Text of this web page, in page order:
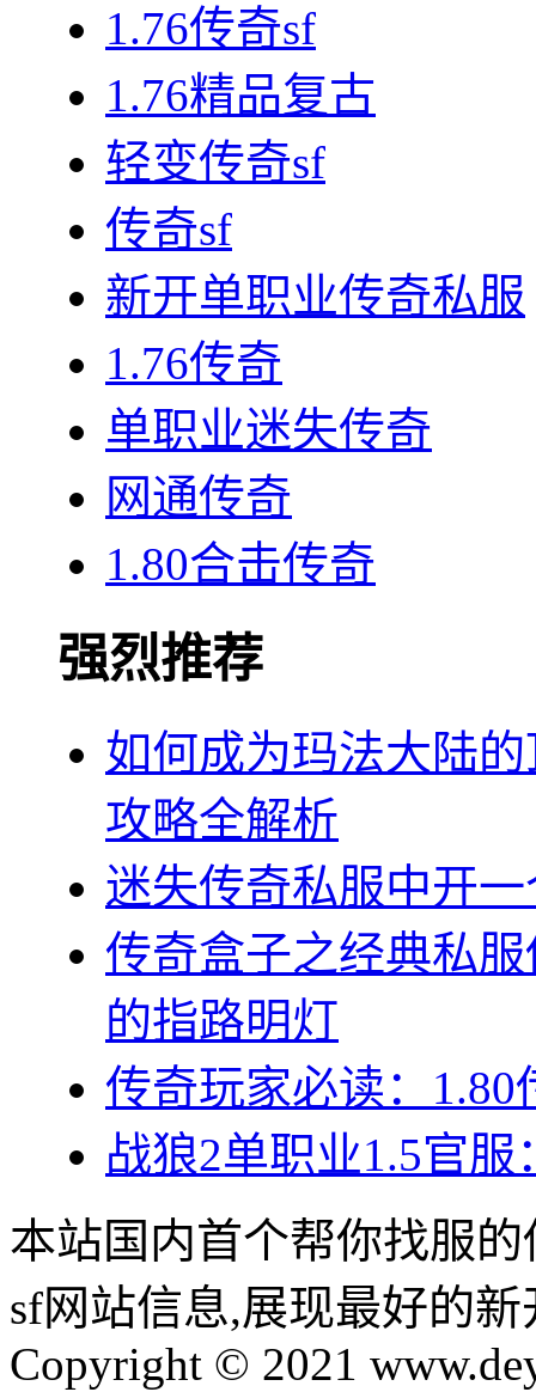
1.76传奇sf
1.76精品复古
轻变传奇sf
传奇sf
新开单职业传奇私服
1.76传奇
单职业迷失传奇
网通传奇
1.80合击传奇
强烈推荐
如何成为玛法大陆
攻略全解析
迷失传奇私服中开
传奇盒子之经典私
的指路明灯
传奇玩家必读：
战狼2单职业1.5官
本站国内首个帮你找服
sf网站信息,展现最好的
Copyright © 2021